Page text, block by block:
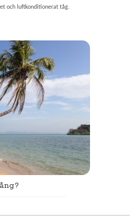
och luftkonditionerat tåg.